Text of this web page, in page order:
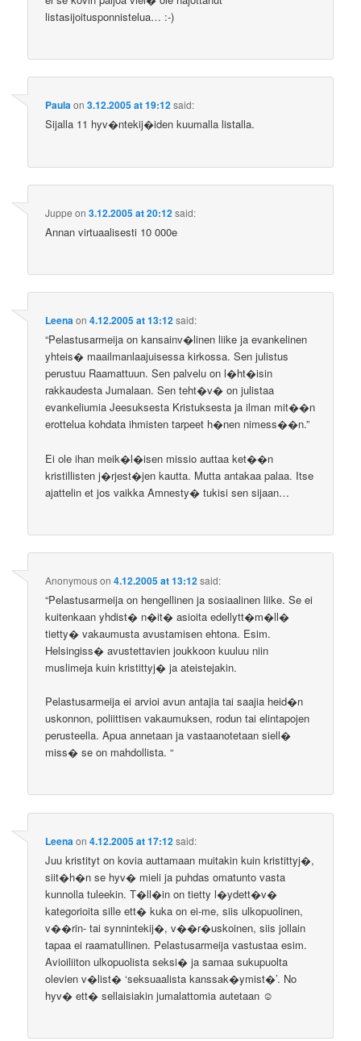
listasijoitusponnistelua… :-)
Paulaon3.12.2005 at 19:12said:
Sijalla 11 hyv�ntekij�iden kuumalla listalla.
Juppe on3.12.2005 at 20:12said:
Annan virtuaalisesti 10 000e
Leenaon4.12.2005 at 13:12said:
“Pelastusarmeija on kansainv�linen liike ja evankelinen
yhteis� maailmanlaajuisessa kirkossa. Sen julistus
perustuu Raamattuun. Sen palvelu on l�ht�isin
rakkaudesta Jumalaan. Sen teht�v� on julistaa
evankeliumia Jeesuksesta Kristuksesta ja ilman mit��n
erottelua kohdata ihmisten tarpeet h�nen nimess��n.”
Ei ole ihan meik�l�isen missio auttaa ket��n
kristillisten j�rjest�jen kautta. Mutta antakaa palaa. Itse
ajattelin et jos vaikka Amnesty� tukisi sen sijaan…
Anonymouson4.12.2005 at 13:12said:
“Pelastusarmeija on hengellinen ja sosiaalinen liike. Se ei
kuitenkaan yhdist� n�it� asioita edellytt�m�ll�
tietty� vakaumusta avustamisen ehtona. Esim.
Helsingiss� avustettavien joukkoon kuuluu niin
muslimeja kuin kristittyj� ja ateistejakin.
Pelastusarmeija ei arvioi avun antajia tai saajia heid�n
uskonnon, poliittisen vakaumuksen, rodun tai elintapojen
perusteella. Apua annetaan ja vastaanotetaan siell�
miss� se on mahdollista. “
Leenaon4.12.2005 at 17:12said:
Juu kristityt on kovia auttamaan muitakin kuin kristittyj�,
siit�h�n se hyv� mieli ja puhdas omatunto vasta
kunnolla tuleekin. T�ll�in on tietty l�ydett�v�
kategorioita sille ett� kuka on ei-me, siis ulkopuolinen,
v��rin- tai synnintekij�, v��r�uskoinen, siis jollain
tapaa ei raamatullinen. Pelastusarmeija vastustaa esim.
Avioiliiton ulkopuolista seksi� ja samaa sukupuolta
olevien v�list� ‘seksuaalista kanssak�ymist�’. No
hyv� ett� sellaisiakin jumalattomia autetaan ☺